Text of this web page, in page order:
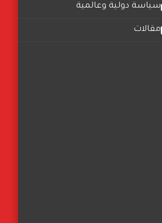
سياسة دولية وعالمية
مقالات
تمنع المصلين من الدخول إلى الأقصى